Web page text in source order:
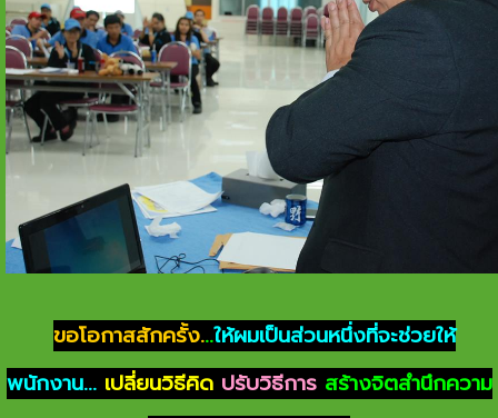
ขอโอกาสสักครั้ง...ให้ผมเป็นส่วนหนึ่งที่จะช่วยให้
พนักงาน... เปลี่ยนวิธีคิด ปรับวิธีการสร้างจิตสำนึกความ